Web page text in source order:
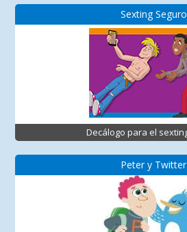
Sexting Seguro
Decálogo para el
Peter y Twitter